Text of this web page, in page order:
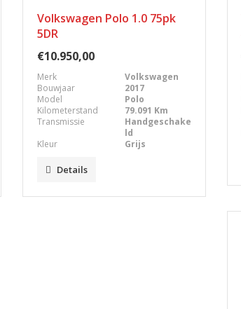
Volkswagen Polo 1.0 75pk
5DR
€10.950,00
Merk
Volkswagen
Bouwjaar
2017
Model
Polo
Kilometerstand
79.091 Km
Transmissie
Handgeschake
ld
Kleur
Grijs
Details